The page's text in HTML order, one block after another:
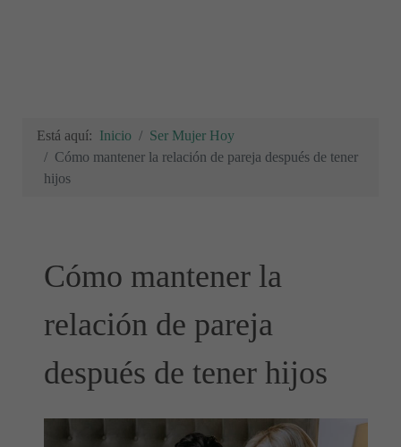
Está aquí: Inicio
Ser Mujer Hoy
Cómo mantener la relación de pareja después de tener
hijos
Cómo mantener la
relación de pareja
después de tener hijos